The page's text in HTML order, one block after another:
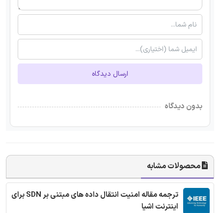
ارسال دیدگاه
بدون دیدگاه
محصولات مشابه
ترجمه مقاله امنیت انتقال داده های مبتنی بر SDN برای
اینترنت اشیا